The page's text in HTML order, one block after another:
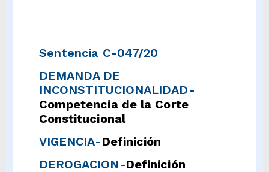
Sentencia C-047/20
DEMANDA DE
INCONSTITUCIONALIDAD-
Competencia de la Corte
Constitucional
VIGENCIA-Definición
DEROGACION-Definición